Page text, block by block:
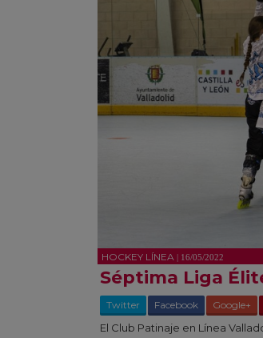
HOCKEY LÍNEA | 16/05/2022
Séptima Liga
Twitter Facebook Google+
El Club Patinaje en Línea